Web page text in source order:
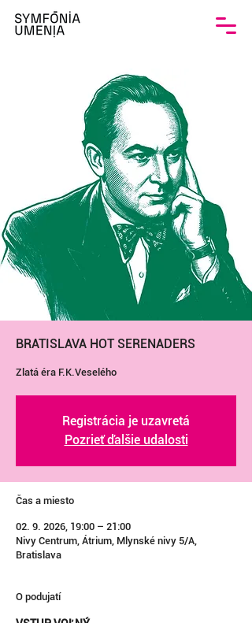
BRATISLAVA HOT SERENADERS
Zlatá éra F.K.Veselého
Registrácia je uzavretá
Pozrieť ďalšie udalosti
Čas a miesto
02. 9. 2026, 19:00 – 21:00
Nivy Centrum, Átrium, Mlynské nivy 5/A,
Bratislava
O podujatí